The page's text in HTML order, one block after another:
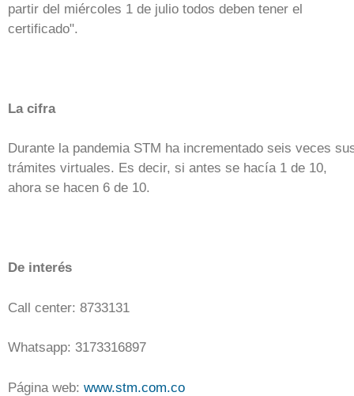
partir del miércoles 1 de julio todos deben tener el
certificado".
La cifra
Durante la pandemia STM ha incrementado seis veces
trámites virtuales. Es decir, si antes se hacía 1 de 10,
ahora se hacen 6 de 10.
De interés
Call center: 8733131
Whatsapp: 3173316897
Página web: www.stm.com.co